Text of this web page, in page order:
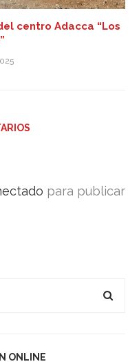
centro Adacca “Los
para publicar
ONLINE